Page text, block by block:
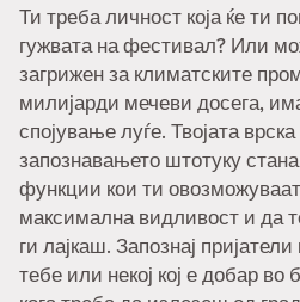
Ти треба личност која ќе ти
гужвата на фестивал? Или
загрижен за климатските
милијарди мечеви досега,
спојување луѓе. Твојата
запознавањето штотуку
функции кои ти
максимална видливост и да
ги лајкаш. Запознај
тебе или некој кој е добар